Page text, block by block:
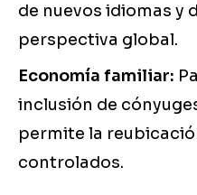
de nuevos idiomas y
perspectiva global.
Economía familiar:
inclusión de
permite la
controlados.